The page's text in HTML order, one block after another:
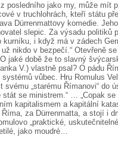
z posledního jako my, může mít
v truchlohrách, kteří státu
Dürrenmattovy komedie.
slepic. Za výsadu politiků
kurníku, i když má v zádech
nikdo v bezpečí.“ Otevřeně
jaké době že to slavný
V.) vlastně psal? O pádu
vůbec. Hru Romulus
svému „starému Římanovi“ do
stát se ministrem.“ … „Copak
kapitalismem a kapitální
za Dürrenmatta, a stojí i
„praktické,
jako moudré…